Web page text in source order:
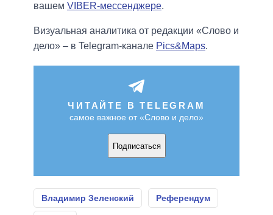
вашем VIBER-мессенджере.
Визуальная аналитика от редакции «Слово и
дело» – в Telegram-канале Pics&Maps.
ЧИТАЙТЕ В TELEGRAM
самое важное от «Слово и дело»
Подписаться
Владимир Зеленский Референдум